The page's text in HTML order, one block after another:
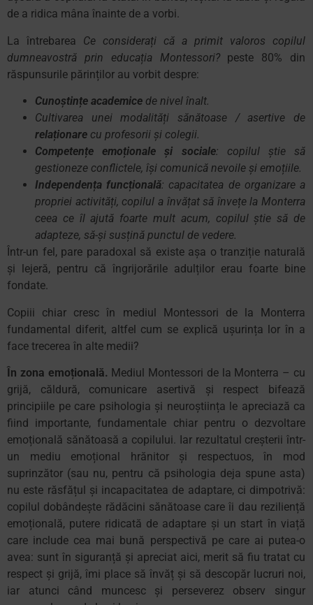
de a ridica mâna înainte de a vorbi.
La întrebarea Ce considerați că a primit valoros copilul
dumneavostră prin educația Montessori?peste 80% din
răspunsurile părinților au vorbit despre:
Cunoștințe academice de nivel înalt.
Cultivarea unei modalități sănătoase / asertive de
relaționare cu profesorii și colegii.
Competențe emoționale și sociale: copilul știe să
gestioneze conflictele, își comunică nevoile și emoțiile.
Independența funcțională: capacitatea de organizare a
propriei activități, copilul a învățat să învețe la Monterra
ceea ce îl ajută foarte mult acum, copilul știe să de
adapteze, să-și susțină punctul de vedere.
Într-un fel, pare paradoxal să existe așa o tranziție naturală
și lejeră, pentru că îngrijorările adulților erau foarte bine
fondate.
Copiii chiar cresc în mediul Montessori de la Monterra
fundamental diferit, altfel cum se explică ușurința lor în a
face trecerea în alte medii?
În zona emoțională. Mediul Montessori de la Monterra – cu
grijă, căldură, comunicare asertivă și respect bifează
principiile pe care psihologia și neuroștiința le apreciază ca
fiind importante, fundamentale chiar pentru o dezvoltare
emoțională sănătoasă a copilului. Iar rezultatul creșterii într-
un mediu emoțional hrănitor și respectuos, în mod
suprinzător (sau nu, pentru că psihologia deja spune asta)
nu este răsfățul și incapacitatea de adaptare, ci dimpotrivă:
copilul dobândește rădăcini sănătoase care îi dau reziliență
emoțională, putere ridicată de adaptare și un start în viață
care include cea mai bună perspectivă pe care ai putea-o
avea: sunt în siguranță și apreciat aici, merit să fiu tratat cu
respect și grijă, îmi place să învăț și să descopăr lucruri noi,
iar atunci când muncesc și perseverez observ singur